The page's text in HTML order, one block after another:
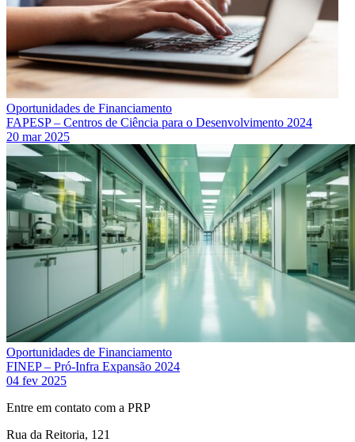
Oportunidades de Financiamento
FAPESP – Centros de Ciência para o Desenvolvimento 2024
20 mar 2025
Oportunidades de Financiamento
FINEP – Pró-Infra Expansão 2024
04 fev 2025
Entre em contato com a PRP
Rua da Reitoria, 121